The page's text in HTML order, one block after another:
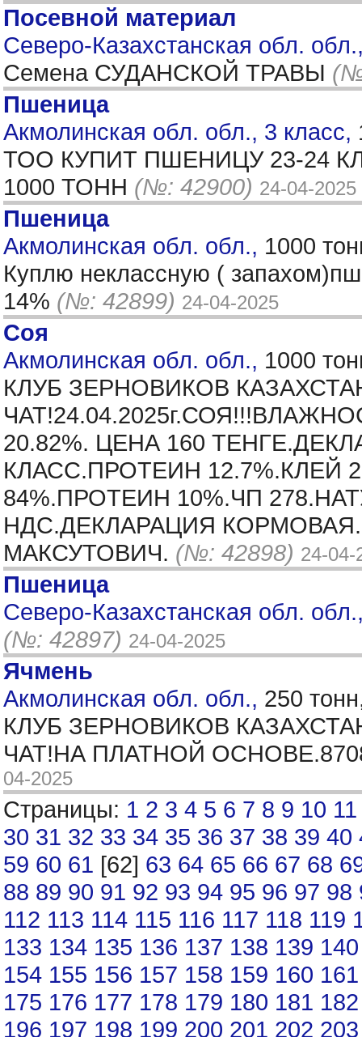
Посевной материал
Северо-Казахстанская обл.
Семена СУДАНСКОЙ ТРАВЫ
Пшеница
Акмолинская обл. обл., 3 класс,
ТОО КУПИТ ПШЕНИЦУ 23-24
1000 ТОНН (№: 42900) 24-04-2025
Пшеница
Акмолинская обл. обл., 1000
Куплю неклассную (
14% (№: 42899) 24-04-2025
Соя
Акмолинская обл. обл., 1000
КЛУБ ЗЕРНОВИКОВ
20.82%. ЦЕНА 160
КЛАСС.ПРОТЕИН 12.7%.КЛЕЙ
84%.ПРОТЕИН 10%.ЧП
НДС.ДЕКЛАРАЦИЯ
МАКСУТОВИЧ. (№: 42898) 24-04-
Пшеница
Северо-Казахстанская обл.
(№: 42897) 24-04-2025
Ячмень
Акмолинская обл. обл., 250
КЛУБ ЗЕРНОВИКОВ
ЧАТ!НА ПЛАТНОЙ
04-2025
Страницы: 1 2 3 4 5 6 7 8 9 10 11
30 31 32 33 34 35 36 37 38 39 40
59 60 61 [62] 63 64 65 66 67 68
88 89 90 91 92 93 94 95 96 97 98
112 113 114 115 116 117 118 119
133 134 135 136 137 138 139 140
154 155 156 157 158 159 160 161
175 176 177 178 179 180 181 182
196 197 198 199 200 201 202 203